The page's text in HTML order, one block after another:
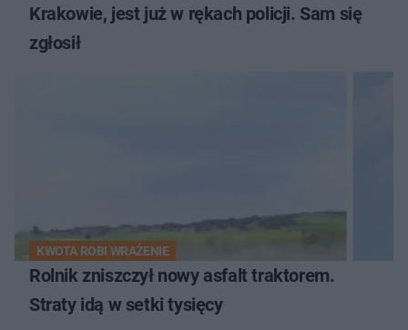
Krakowie, jest już w rękach policji. Sam się
zgłosił
KWOTA ROBI WRAŻENIE
Rolnik zniszczył nowy asfalt traktorem.
Straty idą w setki tysięcy